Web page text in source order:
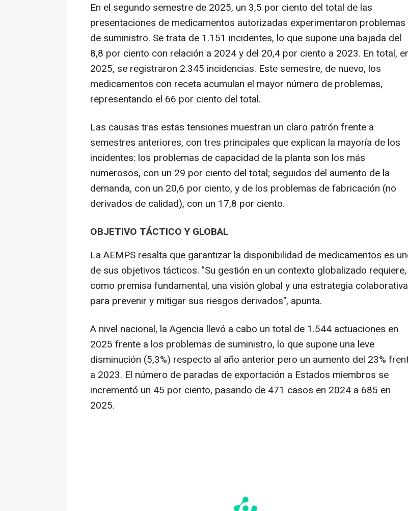
En el segundo semestre de 2025, un 3,5 por ciento del total de las
presentaciones de medicamentos autorizadas experimentaron problemas
de suministro. Se trata de 1.151 incidentes, lo que supone una bajada del
8,8 por ciento con relación a 2024 y del 20,4 por ciento a 2023. En total,
2025, se registraron 2.345 incidencias. Este semestre, de nuevo, los
medicamentos con receta acumulan el mayor número de problemas,
representando el 66 por ciento del total.
Las causas tras estas tensiones muestran un claro patrón frente a
semestres anteriores, con tres principales que explican la mayoría de los
incidentes: los problemas de capacidad de la planta son los más
numerosos, con un 29 por ciento del total; seguidos del aumento de la
demanda, con un 20,6 por ciento, y de los problemas de fabricación (no
derivados de calidad), con un 17,8 por ciento.
OBJETIVO TÁCTICO Y GLOBAL
La AEMPS resalta que garantizar la disponibilidad de medicamentos es
de sus objetivos tácticos. "Su gestión en un contexto globalizado requiere,
como premisa fundamental, una visión global y una estrategia colaborativa
para prevenir y mitigar sus riesgos derivados", apunta.
A nivel nacional, la Agencia llevó a cabo un total de 1.544 actuaciones en
2025 frente a los problemas de suministro, lo que supone una leve
disminución (5,3%) respecto al año anterior pero un aumento del 23%
a 2023. El número de paradas de exportación a Estados miembros se
incrementó un 45 por ciento, pasando de 471 casos en 2024 a 685 en
2025.